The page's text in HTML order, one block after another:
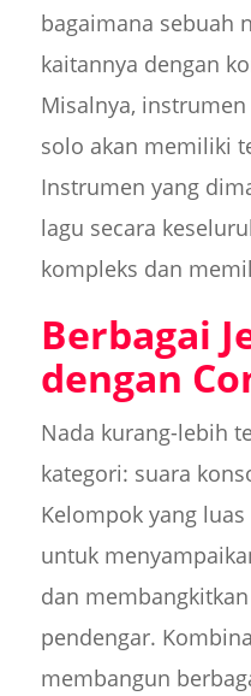
bagaimana sebuah
kaitannya dengan
Misalnya,
solo akan memiliki
Instrumen yang
lagu secara
kompleks dan
Berbagai
dengan
Nada kurang-lebih
kategori: suara
Kelompok yang
untuk
dan
pendengar.
membangun